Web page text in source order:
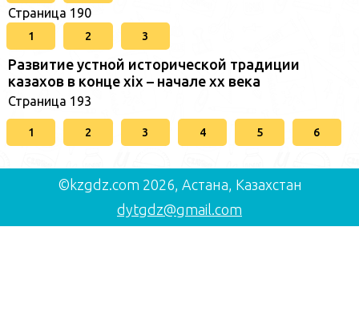
Страница 190
1 2 3
Развитие устной исторической традиции
казахов в конце xіх – начале хх века
Страница 193
1 2 3 4 5 6
©kzgdz.com 2026, Астана, Казахстан
dytgdz@gmail.com